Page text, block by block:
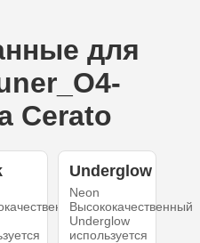
для
Cerato
Underglow
Neon
Высококачественный
Underglow
используется